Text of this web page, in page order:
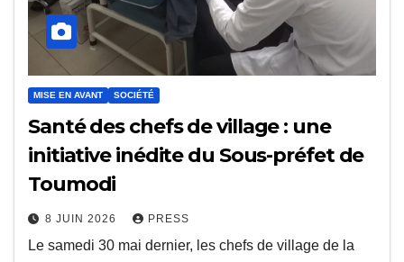
MISE EN AVANT SOCIÉTÉ
Santé des chefs de village : une
initiative inédite du Sous-préfet de
Toumodi
8 JUIN 2026 PRESS
Le samedi 30 mai dernier, les chefs de village de la